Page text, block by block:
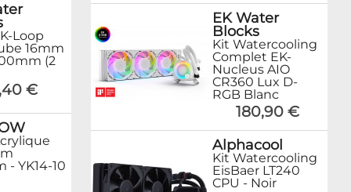
Loop
16mm
(2
€
- YK14-10
EK Water
Blocks
Kit Watercooling
Complet EK-
Nucleus AIO
CR360 Lux D-
RGB Blanc
180,90 €
Alphacool
Kit Watercooling
EisBaer LT240
CPU - Noir